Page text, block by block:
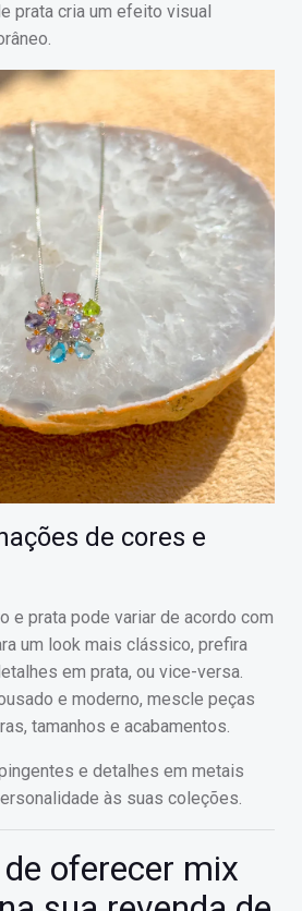
prata cria um efeito visual
de cores e
e prata pode variar de acordo com
um look mais clássico, prefira
em prata, ou vice-versa.
e moderno, mescle peças
tamanhos e acabamentos.
e detalhes em metais
às suas coleções.
oferecer mix